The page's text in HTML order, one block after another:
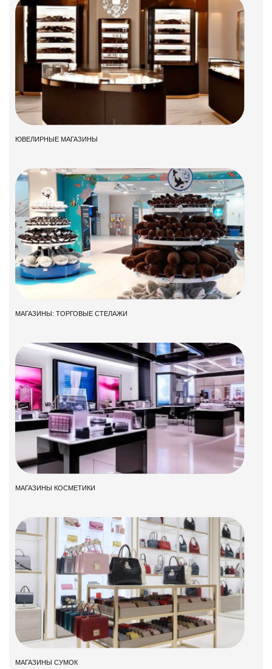
ЮВЕЛИРНЫЕ МАГАЗИНЫ
МАГАЗИНЫ: ТОРГОВЫЕ СТЕЛАЖИ
МАГАЗИНЫ КОСМЕТИКИ
МАГАЗИНЫ СУМОК